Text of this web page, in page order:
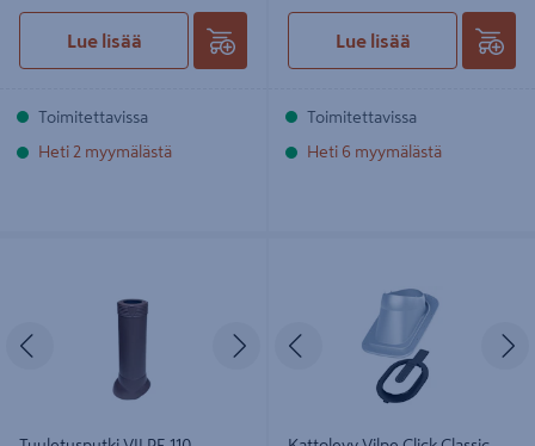
Lue lisää
Toimitettavissa
Heti 2 myymälästä
Lue lisää
Toimitettavissa
Heti 6 myymälästä
Edellinen SeuraavaEdellinen